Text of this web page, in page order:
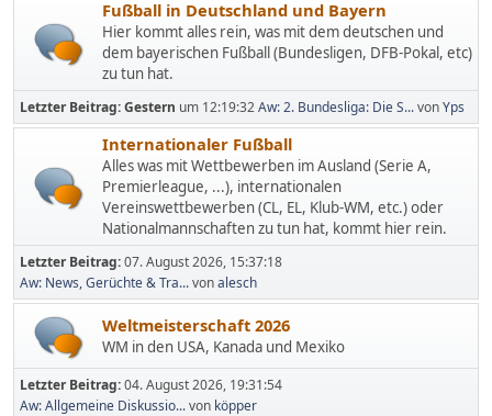
Fußball in Deutschland und Bayern
Hier kommt alles rein, was mit dem deutschen und
dem bayerischen Fußball (Bundesligen, DFB-Pokal, etc)
zu tun hat.
Letzter Beitrag:Gestern um 12:19:32Aw: 2. Bundesliga: Die S...vonYps
Internationaler Fußball
Alles was mit Wettbewerben im Ausland (Serie A,
Premierleague, ...), internationalen
Vereinswettbewerben (CL, EL, Klub-WM, etc.) oder
Nationalmannschaften zu tun hat, kommt hier rein.
Letzter Beitrag:07. August 2026, 15:37:18
Aw: News, Gerüchte & Tra...vonalesch
Weltmeisterschaft 2026
WM in den USA, Kanada und Mexiko
Letzter Beitrag:04. August 2026, 19:31:54
Aw: Allgemeine Diskussio...von köpper